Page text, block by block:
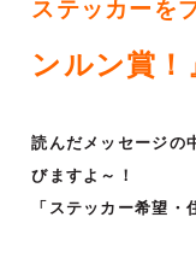
ステッカーを
ンルン賞！
読んだメッセージの
びますよ～！
「ステッカー希望・